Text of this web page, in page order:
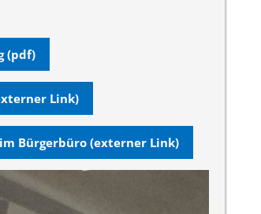
(pdf)
Link)
Bürgerbüro (externer Link)